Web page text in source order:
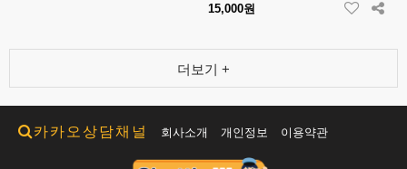
15,000원
더보기 +
카카오상담채널 회사소개 개인정보 이용약관